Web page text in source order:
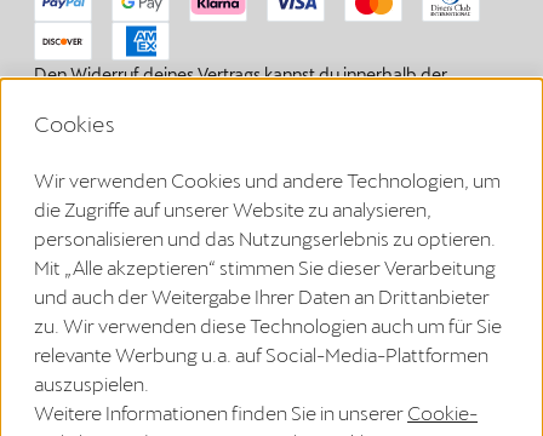
Den Widerruf deines Vertrags kannst du innerhalb der
Impressum
Datenschutzerklärung
WEEE-Registrierung
Cookie Richtlinien
Cookies
Wir verwenden Cookies und andere Technologien, um
die Zugriffe auf unserer Website zu analysieren,
personalisieren und das Nutzungserlebnis zu optieren.
Mit „Alle akzeptieren“ stimmen Sie dieser Verarbeitung
und auch der Weitergabe Ihrer Daten an Drittanbieter
zu. Wir verwenden diese Technologien auch um für Sie
relevante Werbung u.a. auf Social-Media-Plattformen
auszuspielen.
Weitere Informationen finden Sie in unserer Cookie-